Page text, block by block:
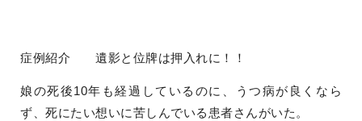
症例紹介 遺影と位牌は押入れに！！
娘の死後10年も経過しているのに、うつ病が良くなら
ず、死にたい想いに苦しんでいる患者さんがいた。